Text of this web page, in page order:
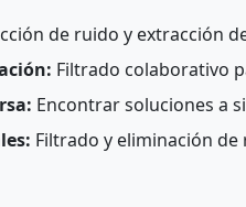
de ruido y extracción
Filtrado colaborativo
Encontrar soluciones a
Filtrado y eliminación de